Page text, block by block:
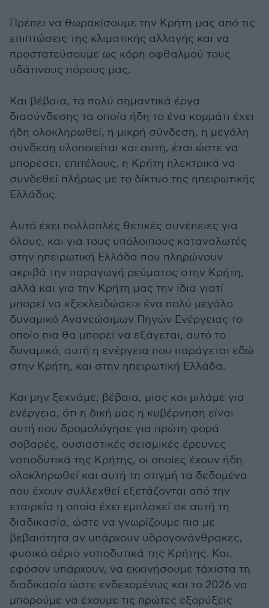
Πρέπει να θωρακίσουμε την Κρήτη μας από τις
επιπτώσεις της κλιματικής αλλαγής και να
προστατεύσουμε ως κόρη οφθαλμού τους
υδάτινους πόρους μας.
Και βέβαια, τα πολύ σημαντικά έργα
διασύνδεσης τα οποία ήδη το ένα κομμάτι έχει
ήδη ολοκληρωθεί, η μικρή σύνδεση, η μεγάλη
σύνδεση υλοποιείται και αυτή, έτσι ώστε να
μπορέσει, επιτέλους, η Κρήτη ηλεκτρικά να
συνδεθεί πλήρως με το δίκτυο της ηπειρωτικής
Ελλάδος.
Αυτό έχει πολλαπλές θετικές συνέπειες για
όλους, και για τους υπόλοιπους καταναλωτές
στην ηπειρωτική Ελλάδα που πληρώνουν
ακριβά την παραγωγή ρεύματος στην Κρήτη,
αλλά και για την Κρήτη μας την ίδια γιατί
μπορεί να «ξεκλειδώσει» ένα πολύ μεγάλο
δυναμικό Ανανεώσιμων Πηγών Ενέργειας το
οποίο πια θα μπορεί να εξάγεται, αυτό το
δυναμικό, αυτή η ενέργεια που παράγεται εδώ
στην Κρήτη, και στην ηπειρωτική Ελλάδα.
Και μην ξεχνάμε, βέβαια, μιας και μιλάμε για
ενέργεια, ότι η δική μας η κυβέρνηση είναι
αυτή που δρομολόγησε για πρώτη φορά
σοβαρές, ουσιαστικές σεισμικές έρευνες
νοτιοδυτικά της Κρήτης, οι οποίες έχουν ήδη
ολοκληρωθεί και αυτή τη στιγμή τα δεδομένα
που έχουν συλλεχθεί εξετάζονται από την
εταιρεία η οποία έχει εμπλακεί σε αυτή τη
διαδικασία, ώστε να γνωρίζουμε πια με
βεβαιότητα αν υπάρχουν υδρογονάνθρακες,
φυσικό αέριο νοτιοδυτικά της Κρήτης. Και,
εφόσον υπάρχουν, να εκκινήσουμε τάχιστα τη
διαδικασία ώστε ενδεχομένως και το 2026 να
μπορούμε να έχουμε τις πρώτες εξορύξεις